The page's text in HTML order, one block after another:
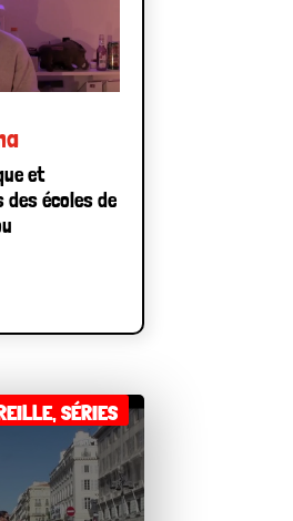
et
des écoles de
,SÉRIES